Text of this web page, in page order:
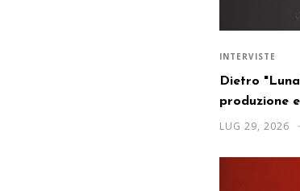
INTERVISTE
Dietro
produzione
LUG 29, 2026